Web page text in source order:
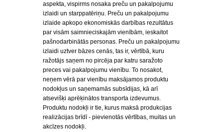
aspekta, vispirms nosaka preču un pakalpojumu
izlaidi un starppatēriņu. Preču un pakalpojumu
izlaide apkopo ekonomiskās darbības rezultātus
par visām saimnieciskajām vienībām, ieskaitot
pašnodarbinātās personas. Preču un pakalpojumu
izlaidi uztver bāzes cenās, tas ir, vērtībā, kuru
ražotājs saņem no pircēja par katru saražoto
preces vai pakalpojumu vienību. To nosakot,
neņem vērā par vienību maksājamos produktu
nodokļus un saņemamās subsīdijas, kā arī
atsevišķi aprēķinātos transporta izdevumus.
Produktu nodokļi ir tie, kurus maksā produkcijas
realizācijas brīdī - pievienotās vērtības, muitas un
akcīzes nodokļi.